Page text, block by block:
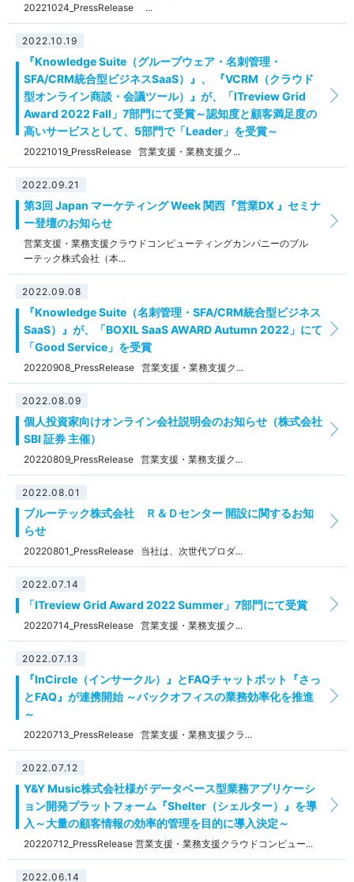
20221024_PressRelease ...
2022.10.19
『Knowledge Suite（グループウェア・名刺管理・
SFA/CRM統合型ビジネスSaaS）』、 『VCRM（クラウド
型オンライン商談・会議ツール）』が、「ITreview Grid
Award 2022 Fall」7部門にて受賞～認知度と顧客満足度の
高いサービスとして、5部門で「Leader」を受賞～
20221019_PressRelease 営業支援・業務支援ク...
2022.09.21
第3回 Japan マーケティング Week 関西『営業DX 』セミナ
ー登壇のお知らせ
営業支援・業務支援クラウドコンピューティングカンパニーのブル
ーテック株式会社（本...
2022.09.08
『Knowledge Suite（名刺管理・SFA/CRM統合型ビジネス
SaaS）』が、「BOXIL SaaS AWARD Autumn 2022」にて
「Good Service」を受賞
20220908_PressRelease 営業支援・業務支援ク...
2022.08.09
個人投資家向けオンライン会社説明会のお知らせ（株式会社
SBI 証券 主催）
20220809_PressRelease 営業支援・業務支援ク...
2022.08.01
ブルーテック株式会社 Ｒ＆Ｄセンター 開設に関するお知
らせ
20220801_PressRelease 当社は、次世代プロダ...
2022.07.14
「ITreview Grid Award 2022 Summer」7部門にて受賞
20220714_PressRelease 営業支援・業務支援ク...
2022.07.13
『InCircle（インサークル）』とFAQチャットボット『さっ
とFAQ』が連携開始 ～バックオフィスの業務効率化を推進
～
20220713_PressRelease 営業支援・業務支援クラ...
2022.07.12
Y&Y Music株式会社様が データベース型業務アプリケーシ
ョン開発プラットフォーム『Shelter（シェルター）』を導
入～大量の顧客情報の効率的管理を目的に導入決定～
20220712_PressRelease 営業支援・業務支援クラウドコンピュー...
2022.06.14